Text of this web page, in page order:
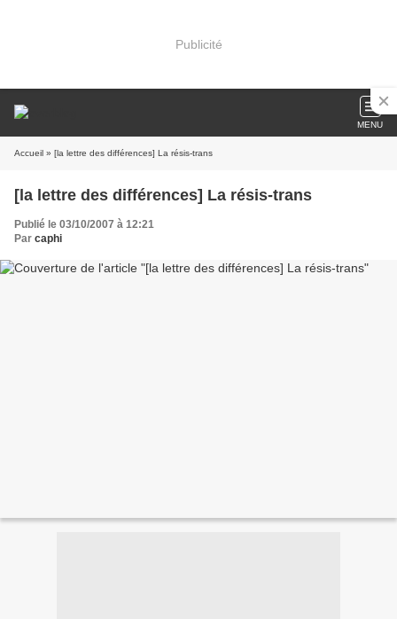
Publicité
MENU
Accueil » [la lettre des différences] La résis-trans
[la lettre des différences] La résis-trans
Publié le 03/10/2007 à 12:21
Par caphi